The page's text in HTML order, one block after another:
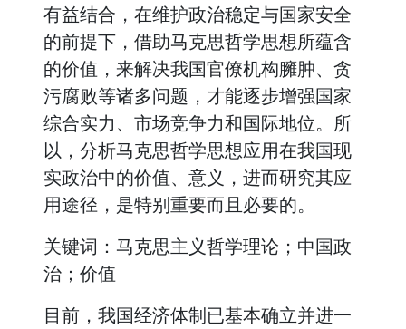
有益结合，在维护政治稳定与国家安全
的前提下，借助马克思哲学思想所蕴含
的价值，来解决我国官僚机构臃肿、贪
污腐败等诸多问题，才能逐步增强国家
综合实力、市场竞争力和国际地位。所
以，分析马克思哲学思想应用在我国现
实政治中的价值、意义，进而研究其应
用途径，是特别重要而且必要的。
关键词：马克思主义哲学理论；中国政
治；价值
目前，我国经济体制已基本确立并进一